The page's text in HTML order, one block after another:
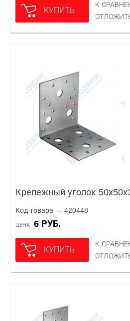
КУПИТЬ
К
Крепежный уголок
Код товара — 420448
ЦЕНА 6 РУБ.
КУПИТЬ
К